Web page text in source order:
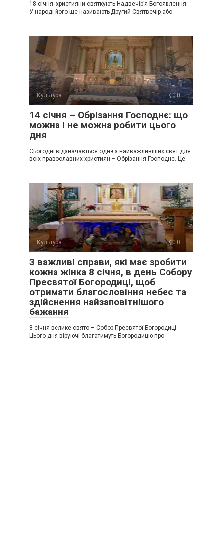
18 січня християни святкують Надвечір’я Богоявлення.
У народі його ще називають Другий Святвечір або
Культура 0
14 січня – Обрізання Господнє: що
можна і не можна робити цього
дня
Сьогодні відзначається одне з найважливіших свят для
всіх православних християн – Обрізання Господнє. Це
Культура 0
3 важливі справи, які має зробити
кожна жінка 8 січня, в день Собору
Пресвятої Богородиці, щоб
отримати благословіння небес та
здійснення найзаповітнішого
бажання
8 січня велике свято – Собор Пресвятої Богородиці.
Цього дня віруючі благатимуть Богородицю про